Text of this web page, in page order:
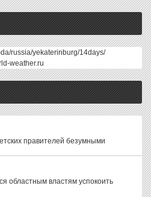
russia/yekaterinburg/14days/
weather.ru
правителей безумными
областным властям успокоить